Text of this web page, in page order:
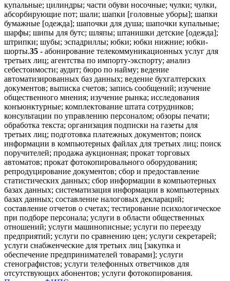
купальные; цилиндры; части обуви носочные; чулки; чулки,
абсорбирующие пот; шали; шапки [головные уборы]; шапки
бумажные [одежда]; шапочки для душа; шапочки купальные;
шарфы; шипы для бутс; шляпы; штанишки детские [одежда];
штрипки; шубы; эспадриллы; юбки; юбки нижние; юбки-
шорты.35 - абонирование телекоммуникационных услуг для
третьих лиц; агентства по импорту-экспорту; анализ
себестоимости; аудит; бюро по найму; ведение
автоматизированных баз данных; ведение бухгалтерских
документов; выписка счетов; запись сообщений; изучение
общественного мнения; изучение рынка; исследования
конъюнктурные; комплектование штата сотрудников;
консультации по управлению персоналом; обзоры печати;
обработка текста; организация подписки на газеты для
третьих лиц; подготовка платежных документов; поиск
информации в компьютерных файлах для третьих лиц; поиск
поручителей; продажа аукционная; прокат торговых
автоматов; прокат фотокопировального оборудования;
репродуцирование документов; сбор и предоставление
статистических данных; сбор информации в компьютерных
базах данных; систематизация информации в компьютерных
базах данных; составление налоговых деклараций;
составление отчетов о счетах; тестирование психологическое
при подборе персонала; услуги в области общественных
отношений; услуги машинописные; услуги по переезду
предприятий; услуги по сравнению цен; услуги секретарей;
услуги снабженческие для третьих лиц [закупка и
обеспечение предпринимателей товарами]; услуги
стенографистов; услуги телефонных ответчиков для
отсутствующих абонентов; услуги фотокопирования.